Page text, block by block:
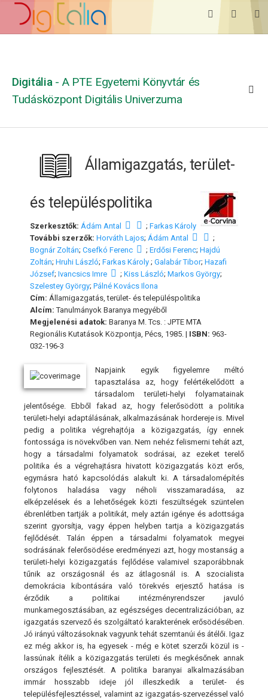
Digitália - A PTE Egyetemi Könyvtár és
Tudásközpont Digitális Univerzuma
Államigazgatás, terület-
és településpolitika
Szerkesztők: Ádám Antal ; Farkas Károly
További szerzők: Horváth Lajos; Ádám Antal
;
Bognár Zoltán; Csefkó Ferenc ; Erdősi Ferenc; Hajdú
Zoltán; Hruhi László; Farkas Károly ; Galabár Tibor; Hazafi
József; Ivancsics Imre ; Kiss László; Markos György;
Szelestey György; Pálné Kovács Ilona
Cím: Államigazgatás, terület- és településpolitika
Alcím: Tanulmányok Baranya megyéből
Megjelenési adatok: Baranya M. Tcs. : JPTE MTA
Regionális Kutatások Központja, Pécs, 1985. | ISBN: 963-
032-196-3
Napjaink egyik figyelemre méltó
tapasztalása az, hogy felértékelődött a
társadalom területi-helyi folyamatainak
jelentősége. Ebből fakad az, hogy felerősödött a politika
területi-helyi adaptálásának, alkalmazásának hordereje is. Mivel
pedig a politika végrehajtója a közigazgatás, így ennek
fontossága is növekvőben van. Nem nehéz felismerni tehát azt,
hogy a társadalmi folyamatok sodrásai, az ezeket terelő
politika és a végrehajtásra hivatott közigazgatás közt erős,
egymásra ható kapcsolódás alakult ki. A társadalomépítés
folytonos haladása vagy néholi visszamaradása, az
elképzelések és a lehetőségek közti feszültségek szüntelen
ébrenlétben tartják a politikát, mely aztán igénye és adottsága
szerint gyorsítja, vagy éppen helyben tartja a közigazgatás
fejlődését. Talán éppen a társadalmi folyamatok megyei
sodrásának felerősödése eredményezi azt, hogy mostanság a
területi-helyi közigazgatás fejlődése valamivel szaporábbnak
tűnik az országosnál és az átlagosnál is. A szocialista
demokrácia kibontására való törekvés erjesztő hatása is
érződik a politikai intézményrendszer javuló
munkamegosztásában, az egészséges decentralizációban, az
igazgatás szervező és szolgáltató karakterének erősödésében.
Jó irányú változásoknak vagyunk tehát szemtanúi és átélői. Igaz
ez még akkor is, ha egyesek - még e kötet szerzői közül is -
lassúnak ítélik a közigazgatás területi és megkésőnek annak
országos fejlesztését. A politika baranyai alkalmazásában
immár hosszabb ideje jól illeszkedik a terület- és
településfejlesztéssel, valamint az igazgatás-szervezéssel való